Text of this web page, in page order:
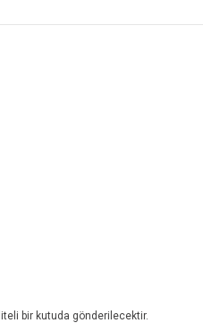
bir kutuda gönderilecektir.